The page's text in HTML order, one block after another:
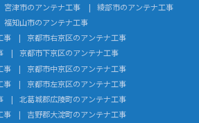
宮津市のアンテナ工事
綾部市のアンテナ工事
福知山市のアンテナ工事
事
京都市右京区のアンテナ工事
京都市下京区のアンテナ工事
事
京都市中京区のアンテナ工事
事
京都市左京区のアンテナ工事
北葛城郡広陵町のアンテナ工事
事
吉野郡大淀町のアンテナ工事